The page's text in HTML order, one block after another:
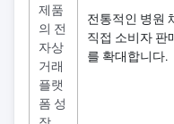
제품
의 전
자상
거래
플랫
폼 성
전통적인 병원
직접 소비자 판
를 확대합니다.